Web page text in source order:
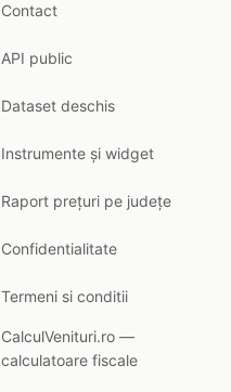
Contact
API public
Dataset deschis
Instrumente și widget
Raport prețuri pe județe
Confidentialitate
Termeni si conditii
CalculVenituri.ro —
calculatoare fiscale